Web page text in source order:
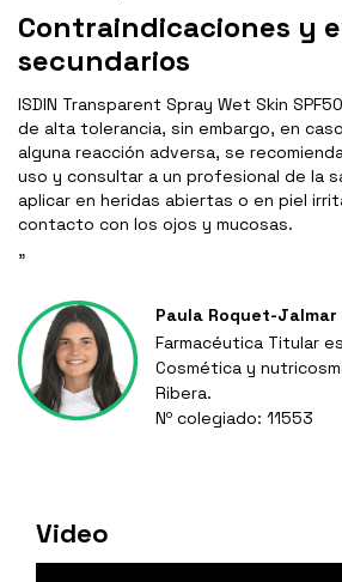
Contraindicaciones y
secundarios
ISDIN Transparent Spray Wet Skin
de alta tolerancia, sin embargo, en
alguna reacción adversa, se
uso y consultar a un profesional de la
aplicar en heridas abiertas o en piel
contacto con los ojos y mucosas.
"
Paula Roquet-Jalmar
Farmacéutica Titular
Cosmética y
Ribera.
Nº colegiado: 11553
Video